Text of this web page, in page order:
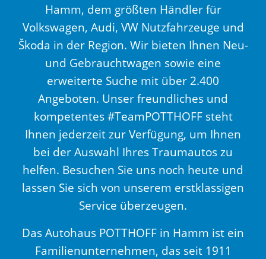
Hamm, dem größten Händler für
Volkswagen, Audi, VW Nutzfahrzeuge und
Škoda in der Region. Wir bieten Ihnen Neu-
und Gebrauchtwagen sowie eine
erweiterte Suche mit über 2.400
Angeboten. Unser freundliches und
kompetentes #TeamPOTTHOFF steht
Ihnen jederzeit zur Verfügung, um Ihnen
bei der Auswahl Ihres Traumautos zu
helfen. Besuchen Sie uns noch heute und
lassen Sie sich von unserem erstklassigen
Service überzeugen.
Das Autohaus POTTHOFF in Hamm ist ein
Familienunternehmen, das seit 1911